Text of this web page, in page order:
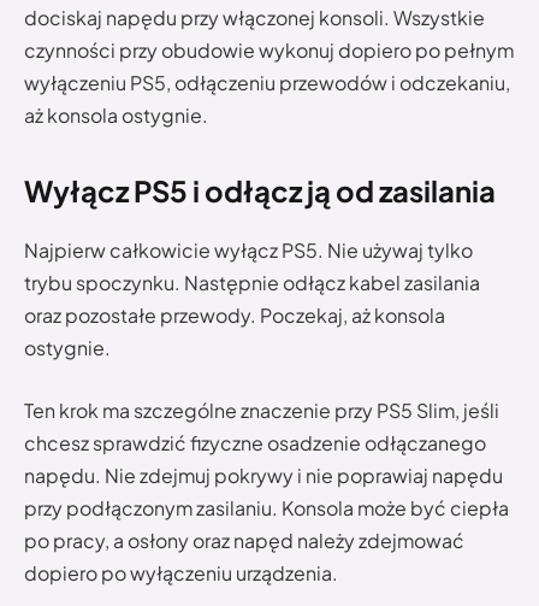
dociskaj napędu przy włączonej konsoli. Wszystkie
czynności przy obudowie wykonuj dopiero po pełnym
wyłączeniu PS5, odłączeniu przewodów i odczekaniu,
aż konsola ostygnie.
Wyłącz PS5 i odłącz ją od zasilania
Najpierw całkowicie wyłącz PS5. Nie używaj tylko
trybu spoczynku. Następnie odłącz kabel zasilania
oraz pozostałe przewody. Poczekaj, aż konsola
ostygnie.
Ten krok ma szczególne znaczenie przy PS5 Slim, jeśli
chcesz sprawdzić fizyczne osadzenie odłączanego
napędu. Nie zdejmuj pokrywy i nie poprawiaj napędu
przy podłączonym zasilaniu. Konsola może być ciepła
po pracy, a osłony oraz napęd należy zdejmować
dopiero po wyłączeniu urządzenia.